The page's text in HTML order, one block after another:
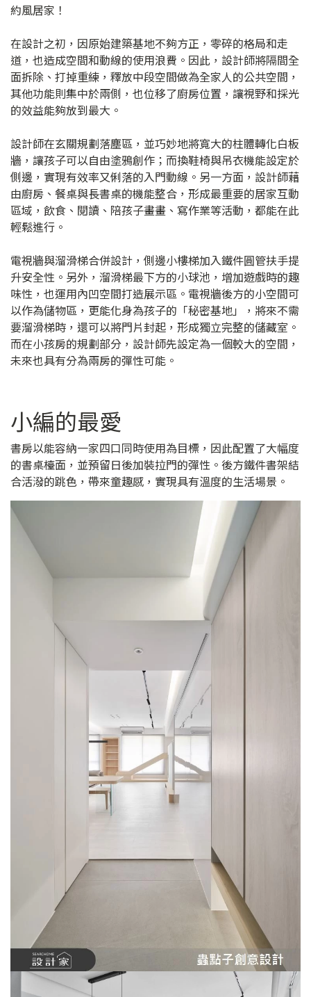
約風居家！
在設計之初，因原始建築基地不夠方正，零碎的格局和走
道，也造成空間和動線的使用浪費。因此，設計師將隔間全
面拆除、打掉重練，釋放中段空間做為全家人的公共空間，
其他功能則集中於兩側，也位移了廚房位置，讓視野和採光
的效益能夠放到最大。
設計師在玄關規劃落塵區，並巧妙地將寬大的柱體轉化白板
牆，讓孩子可以自由塗鴉創作；而換鞋椅與吊衣機能設定於
側邊，實現有效率又俐落的入門動線。另一方面，設計師藉
由廚房、餐桌與長書桌的機能整合，形成最重要的居家互動
區域，飲食、閱讀、陪孩子畫畫、寫作業等活動，都能在此
輕鬆進行。
電視牆與溜滑梯合併設計，側邊小樓梯加入鐵件圓管扶手提
升安全性。另外，溜滑梯最下方的小球池，增加遊戲時的趣
味性，也運用內凹空間打造展示區。電視牆後方的小空間可
以作為儲物區，更能化身為孩子的「秘密基地」，將來不需
要溜滑梯時，還可以將門片封起，形成獨立完整的儲藏室。
而在小孩房的規劃部分，設計師先設定為一個較大的空間，
未來也具有分為兩房的彈性可能。
小編的最愛
書房以能容納一家四口同時使用為目標，因此配置了大幅度
的書桌檯面，並預留日後加裝拉門的彈性。後方鐵件書架結
合活潑的跳色，帶來童趣感，實現具有溫度的生活場景。